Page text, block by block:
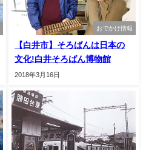
おでかけ情報
【白井市】そろばんは日本の
文化!白井そろばん博物館
2018年3月16日